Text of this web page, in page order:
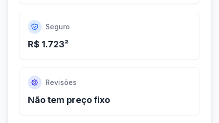
Seguro
R$ 1.723²
Revisões
Não tem preço fixo